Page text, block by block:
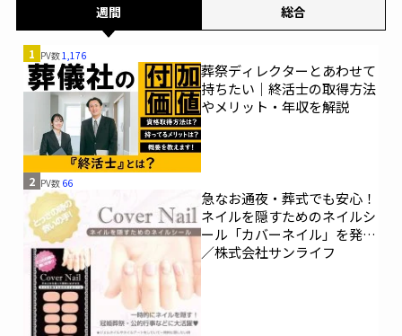
週間 総合
1 PV数1,176
葬祭ディレクターとあわせて
持ちたい｜終活士の取得方法
やメリット・年収を解説
2 PV数 66
急なお通夜・葬式でも安心！
ネイルを隠すためのネイルシ
ール「カバーネイル」を発売
／株式会社サンライフ